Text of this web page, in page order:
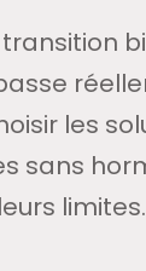
les
sans
limites.